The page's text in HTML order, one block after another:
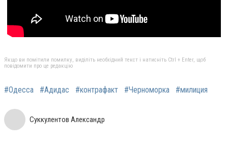
Якщо ви помітили помилку, виділіть необхідний текст і натисніть Ctrl + Enter, щоб
повідомити про це редакцію
#Одесса #Адидас #контрафакт #Черноморка #милиция
Суккулентов Александр